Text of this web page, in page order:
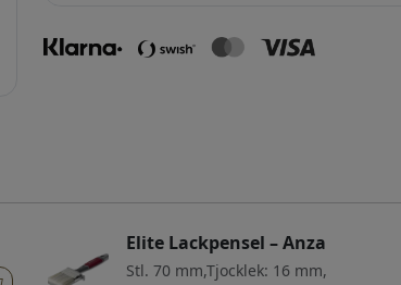
Elite Lackpensel – Anza
Stl. 70 mm,Tjocklek: 16 mm,